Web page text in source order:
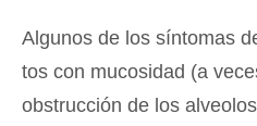
Algunos de los síntomas
tos con mucosidad (a
obstrucción de los